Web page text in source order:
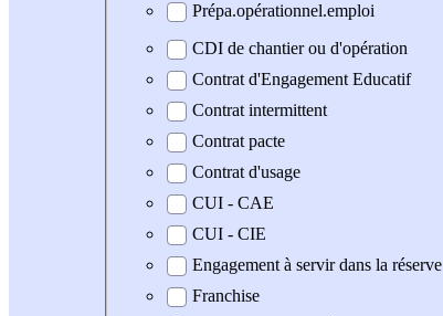
Prépa.opérationnel.emploi
CDI de chantier ou d'opération
Contrat d'Engagement Educatif
Contrat intermittent
Contrat pacte
Contrat d'usage
CUI - CAE
CUI - CIE
Engagement à servir dans la réserve
Franchise